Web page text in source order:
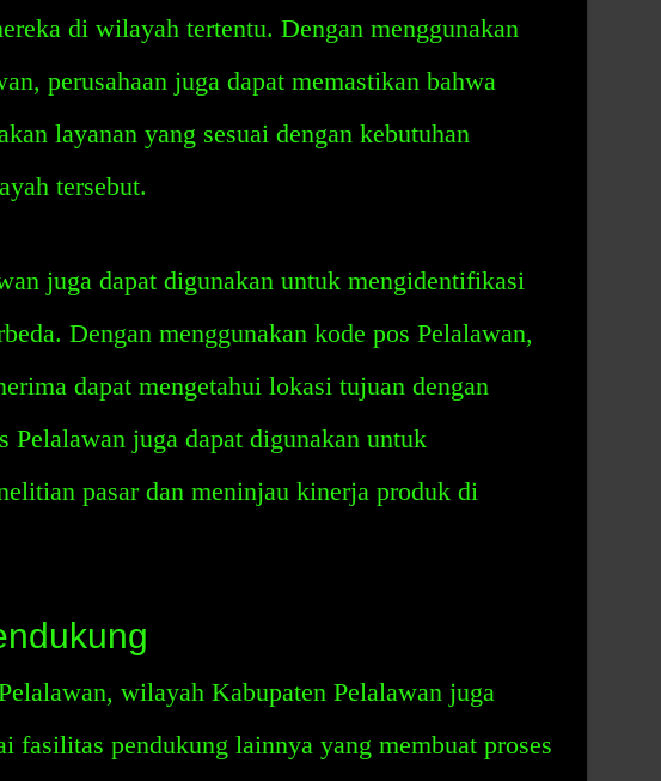
di wilayah tertentu. Dengan menggunakan
perusahaan juga dapat memastikan bahwa
layanan yang sesuai dengan kebutuhan
tersebut.
juga dapat digunakan untuk mengidentifikasi
Dengan menggunakan kode pos Pelalawan,
dapat mengetahui lokasi tujuan dengan
Pelalawan juga dapat digunakan untuk
pasar dan meninjau kinerja produk di
wilayah Kabupaten Pelalawan juga
fasilitas pendukung lainnya yang membuat proses